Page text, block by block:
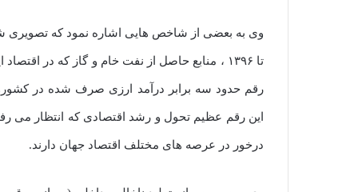
رقم حدود سه برابر درآمد ارزی صرف شده در
این رقم عظیم تحول و رشد اقتصادی که انتظار می
درخور در عرصه های مختلف اقتصاد جهان دارند.